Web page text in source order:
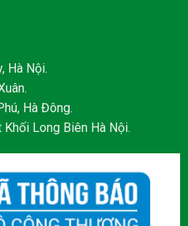
Hà Nội.
Hà Đông.
Long Biên Hà Nội.